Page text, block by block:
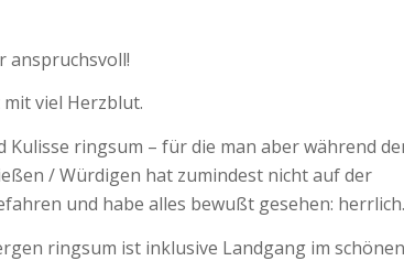
anspruchsvoll!
viel Herzblut.
ringsum – für die man aber während
/ Würdigen hat zumindest nicht auf der
und habe alles bewußt gesehen: herrlich.
ringsum ist inklusive Landgang im